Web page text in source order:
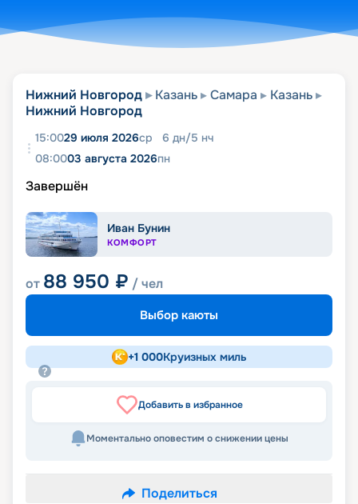
Нижний Новгород Казань Самара
Казань
Нижний Новгород
15:0029 июля 2026ср 6 дн/5 нч
08:0003 августа 2026пн
Завершён
Иван Бунин
КОМФОРТ
от 88 950 ₽ / чел
Выбор каюты
+1 000Круизных миль
Добавить в избранное
Моментально оповестим о снижении цены
Поделиться